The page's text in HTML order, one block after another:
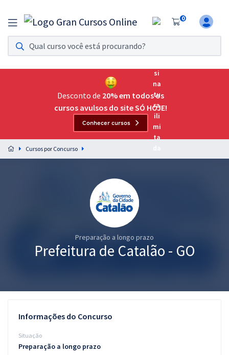
0
Assinatura Ilimitada 11
Acesso a todos os cursos. Teste grátis por 7 dias!
Assinatura OAB Até Passar
Acesso ilimitado a toda preparação para o Exame da
Preparação completa e intensiva para as principais
residências em saúde do Brasil
Graduação
Questões grátis
Desconto de 20% em todos os
cursos avulsos do site SÓ HOJE!
Conhecer cursos
Cursos por Concurso
Preparação a longo prazo
Prefeitura de Catalão - GO
Informações do Concurso
Situação
Preparação a longo prazo